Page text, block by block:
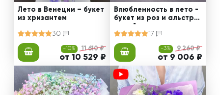
Лето в Венеции – букет
из хризантем
30
-10% 11 610 ₽
от 10 529 ₽
Влюбленность в лето -
букет из роз и альстро
мерий
17
-3% 9 260 ₽
от 9 006 ₽